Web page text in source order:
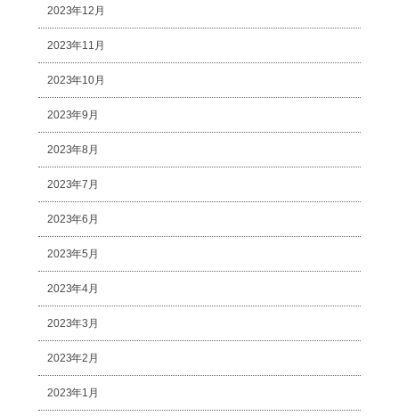
2023年12月
2023年11月
2023年10月
2023年9月
2023年8月
2023年7月
2023年6月
2023年5月
2023年4月
2023年3月
2023年2月
2023年1月